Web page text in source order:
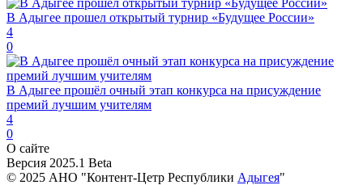
В Адыгее прошел открытый турнир «Будущее России»
4
0
В Адыгее прошёл очный этап конкурса на присуждение
премий лучшим учителям
4
0
О сайте
Версия 2025.1 Beta
© 2025 АНО "Контент-Цетр Республики Адыгея"